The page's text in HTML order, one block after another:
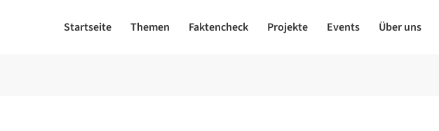
Startseite Themen Faktencheck Projekte Events Über uns